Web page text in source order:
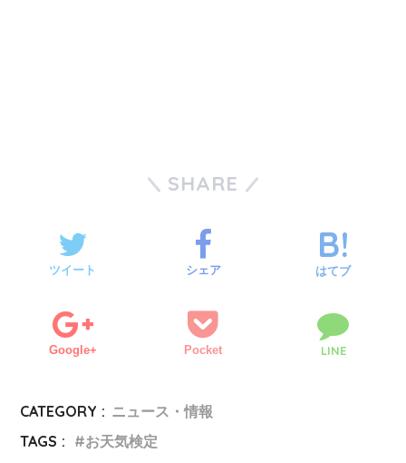
SHARE
ツイート シェア はてブ
Google+ Pocket LINE
CATEGORY : ニュース・情報
TAGS :
お天気検定